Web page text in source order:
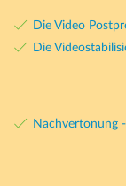
Die Video
Die
Nachvertonung